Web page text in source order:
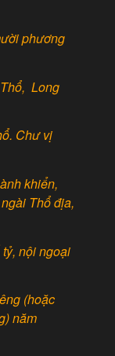
phương
Long
Chư vị
khiển,
Thổ địa,
nội ngoại
(hoặc
năm